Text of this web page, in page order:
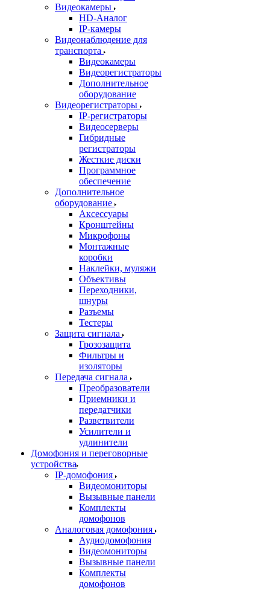
Видеокамеры
HD-Аналог
IP-камеры
Видеонаблюдение для
транспорта
Видеокамеры
Видеорегистраторы
Дополнительное
оборудование
Видеорегистраторы
IP-регистраторы
Видеосерверы
Гибридные
регистраторы
Жесткие диски
Программное
обеспечение
Дополнительное
оборудование
Аксессуары
Кронштейны
Микрофоны
Монтажные
коробки
Наклейки, муляжи
Объективы
Переходники,
шнуры
Разъемы
Тестеры
Защита сигнала
Грозозащита
Фильтры и
изоляторы
Передача сигнала
Преобразователи
Приемники и
передатчики
Разветвители
Усилители и
удлинители
Домофония и переговорные
устройства
IP-домофония
Видеомониторы
Вызывные панели
Комплекты
домофонов
Аналоговая домофония
Аудиодомофония
Видеомониторы
Вызывные панели
Комплекты
домофонов